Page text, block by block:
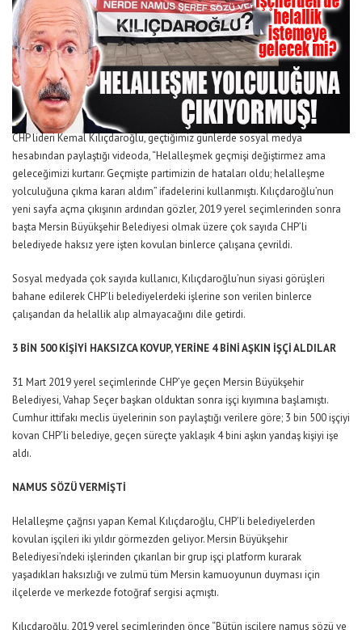
CHP lideri Kemal Kılıçdaroğlu, geçtiğimiz günlerde sosyal medya
hesabından paylaştığı videoda, “Helalleşmek geçmişi değiştirmez ama
geleceğimizi kurtarır. Geçmişte partimizin de hataları oldu; helalleşme
yolculuğuna çıkma kararı aldım” ifadelerini kullanmıştı. Kılıçdaroğlu’nun
yeni sayfa açma çıkışının ardından gözler, 2019 yerel seçimlerinden sonra
başta Mersin Büyükşehir Belediyesi olmak üzere çok sayıda CHP’li
belediyede haksız yere işten kovulan binlerce çalışana çevrildi.
Sosyal medyada çok sayıda kullanıcı, Kılıçdaroğlu’nun siyasi görüşleri
bahane edilerek CHP’li belediyelerdeki işlerine son verilen binlerce
çalışandan da helallik alıp almayacağını dile getirdi.
3 BİN 500 KİŞİYİ HAKSIZCA KOVUP, YERİNE 4 BİNİ AŞKIN İŞÇİ ALDILAR
31 Mart 2019 yerel seçimlerinde CHP’ye geçen Mersin Büyükşehir
Belediyesi, Vahap Seçer başkan olduktan sonra işçi kıyımına başlamıştı.
Cumhur ittifakı meclis üyelerinin son paylaştığı verilere göre; 3 bin 500 işçiyi
kovan CHP’li belediye, geçen süreçte yaklaşık 4 bini aşkın yandaş kişiyi işe
aldı.
NAMUS SÖZÜ VERMİŞTİ
Helalleşme çağrısı yapan Kemal Kılıçdaroğlu, CHP’li belediyelerden
kovulan işçileri iki yıldır görmezden geliyor. Mersin Büyükşehir
Belediyesi’ndeki işlerinden çıkarılan bir grup işçi platform kurarak
yaşadıkları haksızlığı ve zulmü tüm Mersin kamuoyunun duyması için
ilçelerde ve merkezde fotoğraf sergisi açmıştı.
Kılıçdaroğlu, 2019 yerel seçimlerinden önce “Bütün işçilere namus sözü ve